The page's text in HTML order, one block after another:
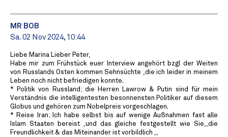
MR BOB ️
Sa. 02 Nov 2024, 10:44
Liebe Marina Lieber Peter,
Habe mir zum Frühstück euer Interview angehört bzgl der Weiten
von Russlands Osten kommen Sehnsüchte ,die ich leider in meinem
Leben noch nicht befriedigen konnte.
* Politik von Russland; die Herren Lawrow & Putin sind für mein
Verständnis die intelligentesten besonnensten Politiker auf diesem
Globus und gehören zum Nobelpreis vorgeschlagen.
* Reise Iran; Ich habe selbst bis auf wenige Außnahmen fast alle
Islam Staaten bereist ,und das gleiche festgestellt wie Sie,,die
Freundlichkeit & das Miteinander ist vorbildlich ,,